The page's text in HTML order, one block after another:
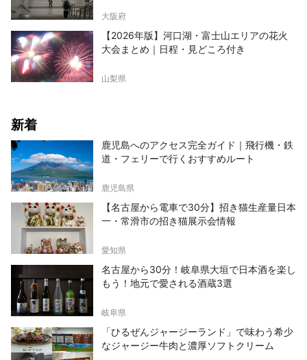
大阪府
【2026年版】河口湖・富士山エリアの花火
大会まとめ｜日程・見どころ付き
山梨県
新着
鹿児島へのアクセス完全ガイド｜飛行機・鉄
道・フェリーで行くおすすめルート
鹿児島県
【名古屋から電車で30分】招き猫生産量日本
一・常滑市の招き猫展示会情報
愛知県
名古屋から30分！岐阜県大垣で日本酒を楽し
もう！地元で愛される酒蔵3選
岐阜県
「ひるぜんジャージーランド」で味わう希少
なジャージー牛肉と濃厚ソフトクリーム